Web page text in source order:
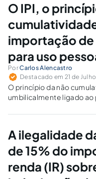
O IPI, o
importação
para uso
PorCarlos Alencastro
Destacado em 21 de
O princípio da não
umbilicalmente ligado ao
A ilegalidade
de 15% do
renda (IR)